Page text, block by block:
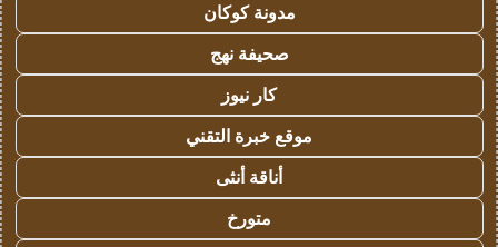
مدونة كوكان
صحيفة نهج
كار نيوز
موقع خبرة التقني
أناقة أنثى
متورخ